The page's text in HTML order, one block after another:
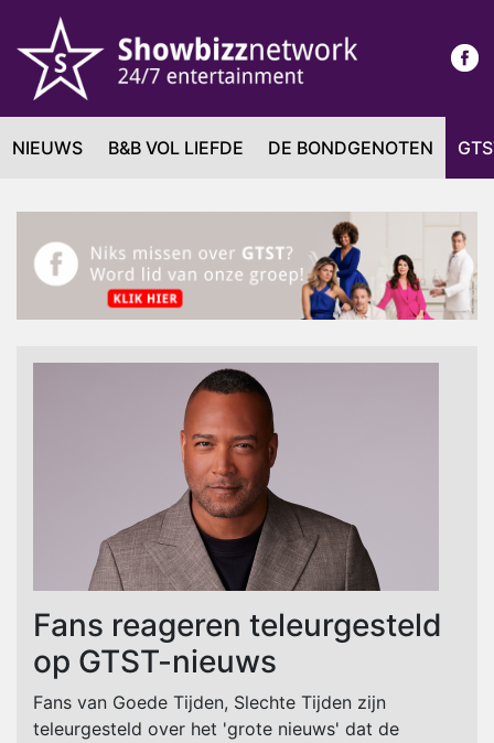
NIEUWS B&B VOL LIEFDE DE BONDGENOTEN
Fans reageren teleurgesteld
op GTST-nieuws
Fans van Goede Tijden, Slechte Tijden zijn
teleurgesteld over het 'grote nieuws' dat de